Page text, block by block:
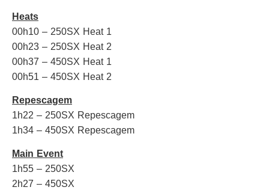
Heats
00h10 – 250SX Heat 1
00h23 – 250SX Heat 2
00h37 – 450SX Heat 1
00h51 – 450SX Heat 2
Repescagem
1h22 – 250SX Repescagem
1h34 – 450SX Repescagem
Main Event
1h55 – 250SX
2h27 – 450SX